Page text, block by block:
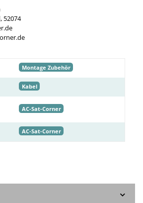
52074
Montage Zubehör
Kabel
AC-Sat-Corner
AC-Sat-Corner